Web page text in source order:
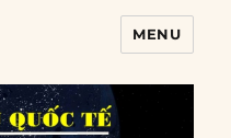
MENU